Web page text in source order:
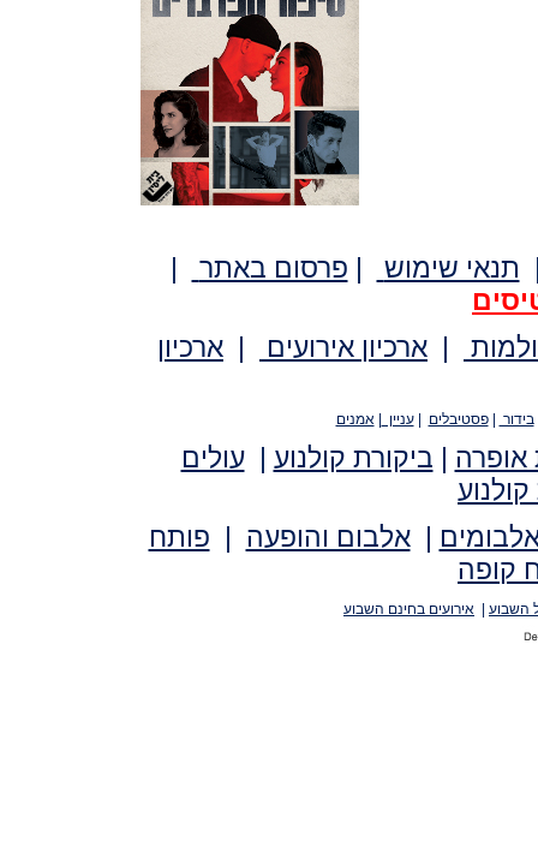
תנאי שימוש | פרסום באתר
|
| ארכיון אירועים | ארכיון
בידור |פסטיבלים |עניין |אמנים
אופרה | ביקורת קולנוע |עולים
קולנוע
|אלבום והופעה | פותח
קופה
השבוע אירועים בחינם השבוע